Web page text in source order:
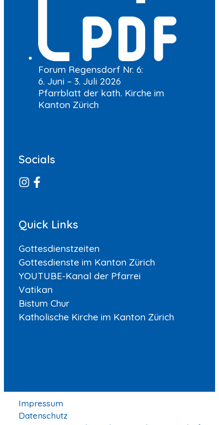
Forum Regensdorf Nr. 6:
6. Juni – 3. Juli 2026
Pfarrblatt der kath. Kirche im
Kanton Zürich
Socials
Quick Links
Gottesdienstzeiten
Gottesdienste im Kanton Zürich
YOUTUBE-Kanal der Pfarrei
Vatikan
Bistum Chur
Katholische Kirche im Kanton Zürich
Impressum
Datenschutz